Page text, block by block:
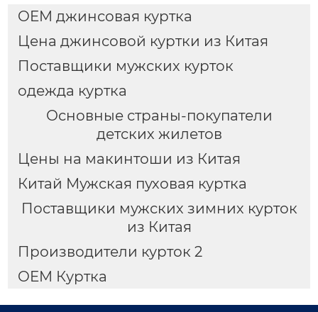
OEM джинсовая куртка
Цена джинсовой куртки из Китая
Поставщики мужских курток
одежда куртка
Основные страны-покупатели
детских жилетов
Цены на макинтоши из Китая
Китай Мужская пуховая куртка
Поставщики мужских зимних курток
из Китая
Производители курток 2
OEM Куртка